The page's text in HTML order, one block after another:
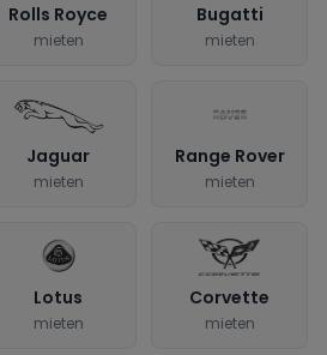
Rolls Royce
mieten
Bugatti
mieten
Jaguar
mieten
Range Rover
mieten
Lotus
mieten
Corvette
mieten